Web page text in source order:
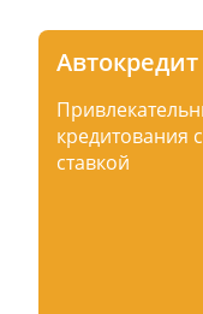
Автокредит
кредитования
ставкой